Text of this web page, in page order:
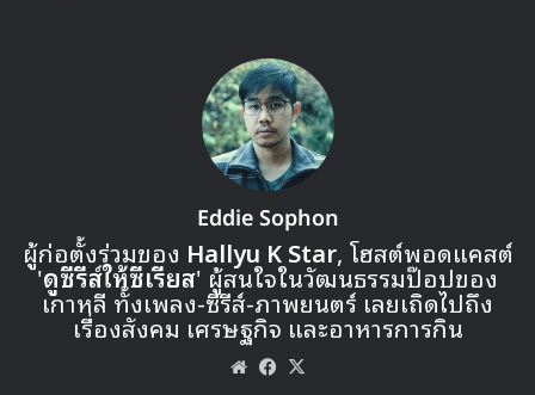
🎙GYUBIN ปลื้มเมืองไทยขนาดไหน? ถึงกลับมาถ่าย
MV เพลงใหม่ LIKE U 100 ที่กรุงเทพ
Eddie Sophon
ผู้ก่อตั้งร่วมของ Hallyu K Star, โฮสต์พอดแคสต์
'ดูซีรีส์ให้ซีเรียส' ผู้สนใจในวัฒนธรรมป๊อปของ
เกาหลี ทั้งเพลง-ซีรีส์-ภาพยนตร์ เลยเถิดไปถึง
เรื่องสังคม เศรษฐกิจ และอาหารการกิน
WebsiteFacebook